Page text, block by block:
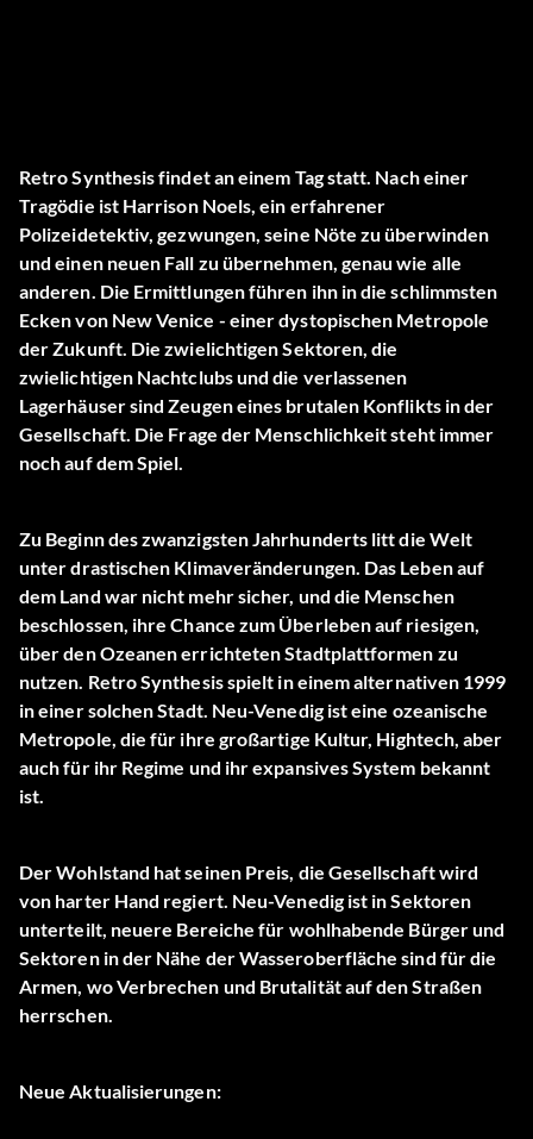
Retro Synthesis findet an einem Tag statt. Nach einer
Tragödie ist Harrison Noels, ein erfahrener
Polizeidetektiv, gezwungen, seine Nöte zu überwinden
und einen neuen Fall zu übernehmen, genau wie alle
anderen. Die Ermittlungen führen ihn in die schlimmsten
Ecken von New Venice - einer dystopischen Metropole
der Zukunft. Die zwielichtigen Sektoren, die
zwielichtigen Nachtclubs und die verlassenen
Lagerhäuser sind Zeugen eines brutalen Konflikts in der
Gesellschaft. Die Frage der Menschlichkeit steht immer
noch auf dem Spiel.
Zu Beginn des zwanzigsten Jahrhunderts litt die Welt
unter drastischen Klimaveränderungen. Das Leben auf
dem Land war nicht mehr sicher, und die Menschen
beschlossen, ihre Chance zum Überleben auf riesigen,
über den Ozeanen errichteten Stadtplattformen zu
nutzen. Retro Synthesis spielt in einem alternativen 1999
in einer solchen Stadt. Neu-Venedig ist eine ozeanische
Metropole, die für ihre großartige Kultur, Hightech, aber
auch für ihr Regime und ihr expansives System bekannt
ist.
Der Wohlstand hat seinen Preis, die Gesellschaft wird
von harter Hand regiert. Neu-Venedig ist in Sektoren
unterteilt, neuere Bereiche für wohlhabende Bürger und
Sektoren in der Nähe der Wasseroberfläche sind für die
Armen, wo Verbrechen und Brutalität auf den Straßen
herrschen.
Neue Aktualisierungen: